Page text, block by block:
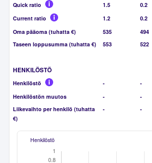
Quick ratio 1.5 0.2
Current ratio
1.2 0.2
Oma pääoma (tuhatta €)
535 494
Taseen loppusumma (tuhatta €)
553 522
HENKILÖSTÖ
Henkilöstö - -
Henkilöstön muutos
- -
Liikevaihto per henkilö (tuhatta
€)
- -
Henkilöstö